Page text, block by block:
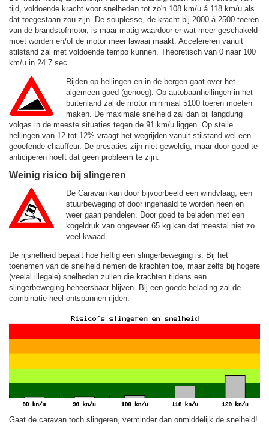
tijd, voldoende kracht voor snelheden tot zo'n 108 km/u á 118 km/u als
dat toegestaan zou zijn. De souplesse, de kracht bij 2000 á 2500 toeren
van de brandstofmotor, is maar matig waardoor er wat meer geschakeld
moet worden en/of de motor meer lawaai maakt. Accelereren vanuit
stilstand zal met voldoende tempo kunnen. Theoretisch van 0 naar 100
km/u in 24.7 sec.
Rijden op hellingen en in de bergen gaat over het
algemeen goed (genoeg). Op autobaanhellingen in het
buitenland zal de motor minimaal 5100 toeren moeten
maken. De maximale snelheid zal dan bij langdurig
volgas in de meeste situaties tegen de 91 km/u liggen. Op steile
hellingen van 12 tot 12% vraagt het wegrijden vanuit stilstand wel een
geoefende chauffeur. De presaties zijn niet geweldig, maar door goed te
anticiperen hoeft dat geen probleem te zijn.
Weinig risico bij slingeren
De Caravan kan door bijvoorbeeld een windvlaag, een
stuurbeweging of door ingehaald te worden heen en
weer gaan pendelen. Door goed te beladen met een
kogeldruk van ongeveer 65 kg kan dat meestal niet zo
veel kwaad.
De rijsnelheid bepaalt hoe heftig een slingerbeweging is. Bij het
toenemen van de snelheid nemen de krachten toe, maar zelfs bij hogere
(veelal illegale) snelheden zullen die krachten tijdens een
slingerbeweging beheersbaar blijven. Bij een goede belading zal de
combinatie heel ontspannen rijden.
Gaat de caravan toch slingeren, verminder dan onmiddelijk de snelheid!